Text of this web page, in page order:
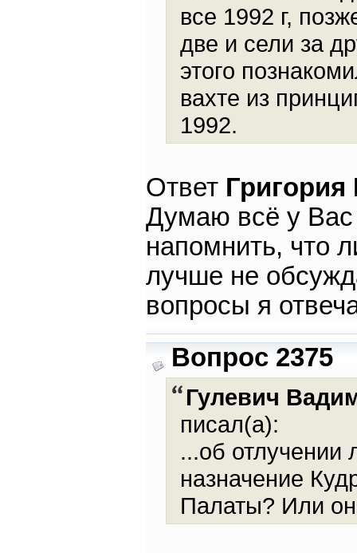
все 1992 г,
две и сели за
этого
вахте из
1992.
Ответ
Думаю всё у Вас
напомнить, что
лучше не
вопросы я
Вопрос 2375
Гулевич
писал(а):
...об отлучении
назначение
Палаты? Или